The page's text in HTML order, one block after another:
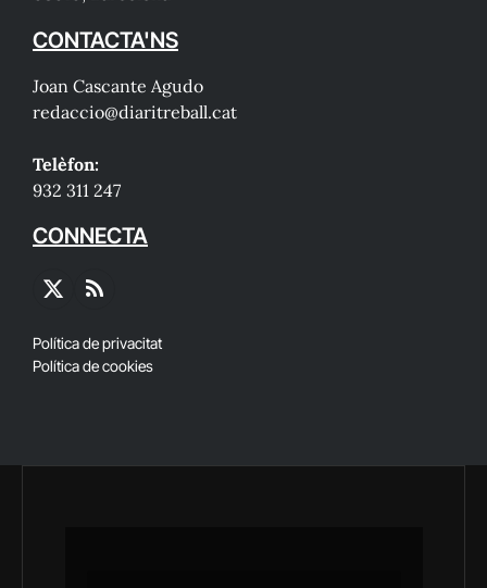
CONTACTA'NS
Joan Cascante Agudo
redaccio@diaritreball.cat
Telèfon:
932 311 247
CONNECTA
X
RSS
Política de privacitat
Política de cookies